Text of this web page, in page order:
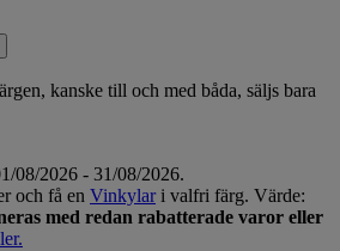
kanske till och med båda, säljs bara
08/2026 - 31/08/2026.
och få en Vinkylari valfri färg. Värde:
med redan rabatterade varor eller